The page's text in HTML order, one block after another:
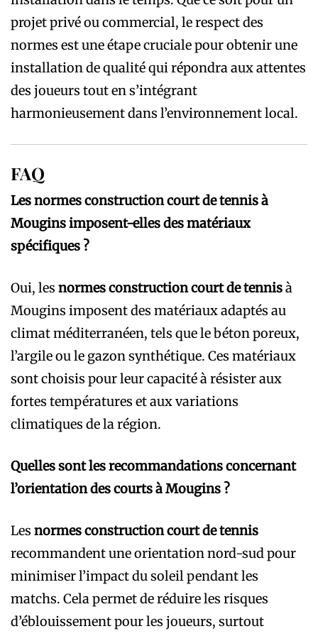
projet privé ou commercial, le respect des
normes est une étape cruciale pour obtenir une
installation de qualité qui répondra aux attentes
des joueurs tout en s’intégrant
harmonieusement dans l’environnement local.
FAQ
Les normes construction court de tennis à
Mougins imposent-elles des matériaux
spécifiques ?
Oui, les normes construction court de tennisà
Mougins imposent des matériaux adaptés au
climat méditerranéen, tels que le béton poreux,
l’argile ou le gazon synthétique. Ces matériaux
sont choisis pour leur capacité à résister aux
fortes températures et aux variations
climatiques de la région.
Quelles sont les recommandations concernant
l’orientation des courts à Mougins ?
Les normes construction court de tennis
recommandent une orientation nord-sud pour
minimiser l’impact du soleil pendant les
matchs. Cela permet de réduire les risques
d’éblouissement pour les joueurs, surtout